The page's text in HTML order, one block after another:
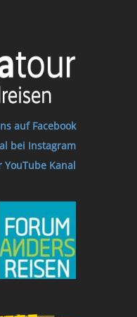
auf Facebook
bei Instagram
YouTube Kanal